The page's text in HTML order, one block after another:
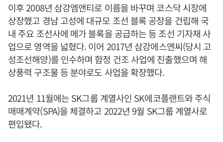
이후 2008년 삼강엠앤티로 이름을 바꾸며 코스닥 시장에
상장했고 경남 고성에 대규모 조선 블록 공장을 건립해 국
내 주요 조선사에 메가 블록을 공급하는 등 조선 기자재 사
업으로 영역을 넓혔다. 이어 2017년 삼강에스엔씨(당시 고
성조선해양)를 인수하며 함정 건조 사업에 진출했으며 해
상풍력 구조물 등 분야로도 사업을 확장했다.
2021년 11월에는 SK그룹 계열사인 SK에코플랜트와 주식
매매계약(SPA)을 체결하고 2022년 9월 SK그룹 계열사로
편입됐다.